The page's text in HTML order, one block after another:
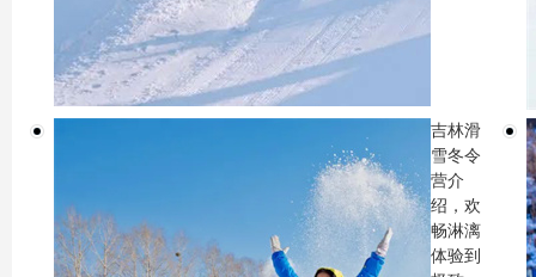
吉林滑
雪冬令
营介
绍，欢
畅淋漓
体验到